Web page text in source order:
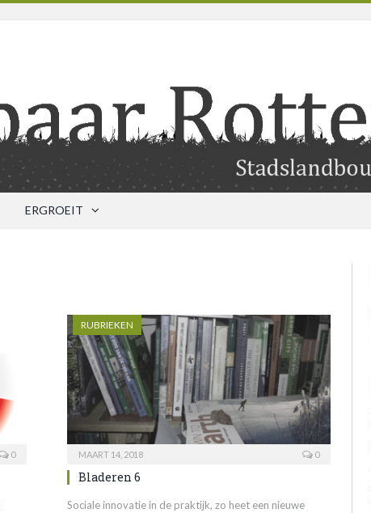
ERGROEIT
0
RUBRIEKEN
MAART 14, 2018 0
Bladeren 6
Sociale innovatie in de praktijk, zo heet een nieuwe